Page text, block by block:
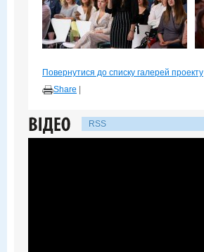
Повернутися до списку галерей проекту
Share
RSS